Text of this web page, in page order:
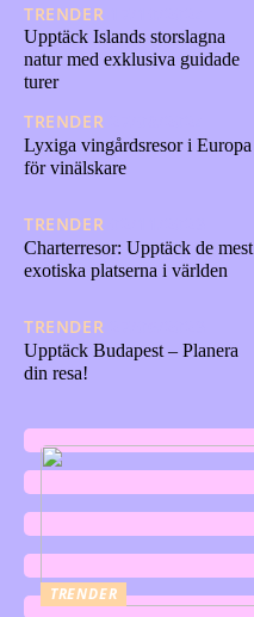
TRENDER
Upptäck Islands storslagna
natur med exklusiva guidade
turer
TRENDER
Lyxiga vingårdsresor i Europa
för vinälskare
TRENDER
Charterresor: Upptäck de mest
exotiska platserna i världen
TRENDER
Upptäck Budapest – Planera
din resa!
TRENDER